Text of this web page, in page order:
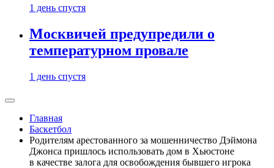
1 день спустя
Москвичей предупредили о
температурном провале
1 день спустя
Главная
Баскетбол
Родителям арестованного за мошенничество Дэймона
Джонса пришлось использовать дом в Хьюстоне
в качестве залога для освобождения бывшего игрока